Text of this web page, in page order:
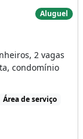
Aluguel
2 vagas
condomínio
Área de serviço